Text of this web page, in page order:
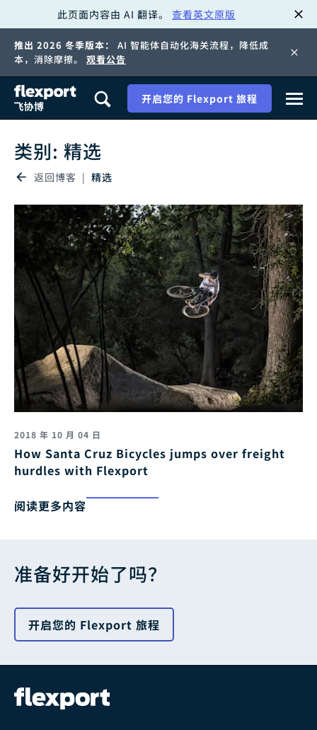
此页面内容由 AI 翻译。 查看英文原版
推出 2026 冬季版本： AI 智能体自动化海关流程，降低成
本，消除摩擦。
观看公告
开启您的 Flexport 旅程
类别: 精选
返回博客 精选
2018 年 10 月 04 日
How Santa Cruz Bicycles jumps over freight
hurdles with Flexport
阅读更多内容
准备好开始了吗？
开启您的 Flexport 旅程